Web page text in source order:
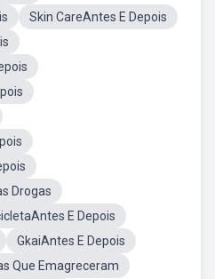
Skin CareAntes E Depois
Drogas
E Depois
GkaiAntes E Depois
Que Emagreceram